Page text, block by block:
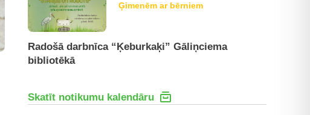
Ģimenēm ar bērniem
Radošā darbnīca “Ķeburkaķi” Gāliņciema
bibliotēkā
Skatīt notikumu kalendāru